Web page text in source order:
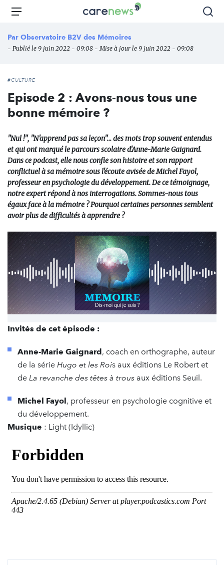
Aller
principal
Carenews,
média
des
Menu
Par Observatoire B2V des Mémoires
- Publié le 9 juin 2022 - 09:08 - Mise à jour le 9 juin 2022 - 09:08
#CULTURE
Episode 2 : Avons-nous tous une
bonne mémoire ?
"Nul !", "N'apprend pas sa leçon"... des mots trop souvent entendus
et qui ont marqué le parcours scolaire d'Anne-Marie Gaignard.
Dans ce podcast, elle nous confie son histoire et son rapport
conflictuel à sa mémoire sous l'écoute avisée de Michel Fayol,
professeur en psychologie du développement. De ce témoignage,
notre expert répond à nos interrogations. Sommes-nous tous
égaux face à la mémoire ? Pourquoi certaines personnes semblent
avoir plus de difficultés à apprendre ?
Invités de cet épisode :
Anne-Marie Gaignard, coach en orthographe, auteur
de la série Hugo et les Rois aux éditions Le Robert et
de La revanche des têtes à trous aux éditions Seuil.
Michel Fayol, professeur en psychologie cognitive et
du développement.
Musique : Light (Idyllic)